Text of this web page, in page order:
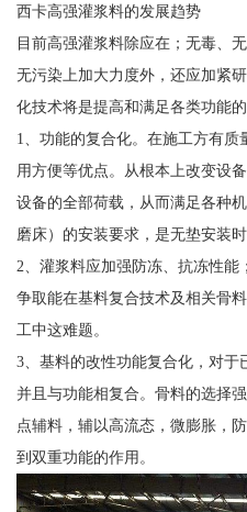
西卡高强灌浆料的发展趋势
目前高强灌浆料除应在；无毒、
无污染上加大力度外，还应加紧
化技术将是提高和满足各类功能的
1、功能的复合化。在施工方有
用方便等优点。从根本上改变设
设备的全部荷载，从而满足各种
磨床）的安装要求，是无垫安装
2、灌浆料应加强防冻、抗冻性能
争取能在基料复合技术及相关骨
工中这难题。
3、基料的改性功能复合化，对于
并且与功能相复合。骨料的选择
点辅料，辅以高流态，微膨胀，
到双重功能的作用。